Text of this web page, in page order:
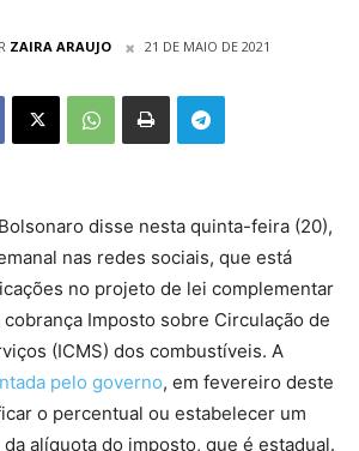
ZAIRA ARAUJO 21 DE MAIO DE 2021
disse nesta quinta-feira (20),
nas redes sociais, que está
no projeto de lei complementar
Imposto sobre Circulação de
(ICMS) dos combustíveis. A
pelo governo, em fevereiro deste
o percentual ou estabelecer um
alíquota do imposto, que é estadual.